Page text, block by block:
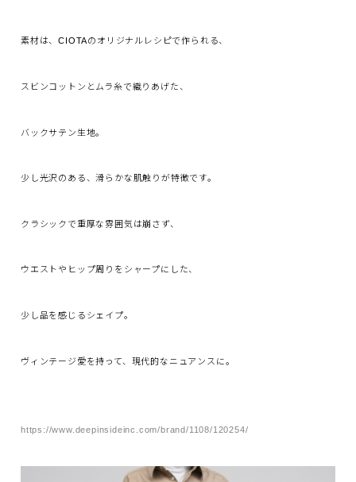
素材は、CIOTAのオリジナルレシピで作られる、
スビンコットンとムラ糸で織りあげた、
バックサテン生地。
少し光沢のある、滑らかな肌触りが特徴です。
クラシックで重厚な雰囲気は崩さず、
ウエストやヒップ周りをシャープにした、
少し品を感じるシェイプ。
ヴィンテージ愛を持って、現代的なニュアンスに。
https://www.deepinsideinc.com/brand/1108/120254/